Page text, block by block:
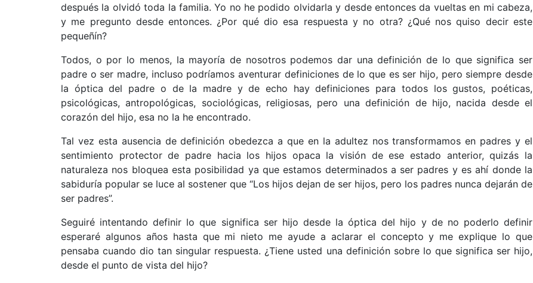
después la olvidó toda la familia. Yo no he podido olvidarla y desde entonces da vueltas en mi cabeza,
y me pregunto desde entonces. ¿Por qué dio esa respuesta y no otra? ¿Qué nos quiso decir este
pequeñín?
Todos, o por lo menos, la mayoría de nosotros podemos dar una definición de lo que significa ser
padre o ser madre, incluso podríamos aventurar definiciones de lo que es ser hijo, pero siempre desde
la óptica del padre o de la madre y de echo hay definiciones para todos los gustos, poéticas,
psicológicas, antropológicas, sociológicas, religiosas, pero una definición de hijo, nacida desde el
corazón del hijo, esa no la he encontrado.
Tal vez esta ausencia de definición obedezca a que en la adultez nos transformamos en padres y el
sentimiento protector de padre hacia los hijos opaca la visión de ese estado anterior, quizás la
naturaleza nos bloquea esta posibilidad ya que estamos determinados a ser padres y es ahí donde la
sabiduría popular se luce al sostener que “Los hijos dejan de ser hijos, pero los padres nunca dejarán de
ser padres”.
Seguiré intentando definir lo que significa ser hijo desde la óptica del hijo y de no poderlo definir
esperaré algunos años hasta que mi nieto me ayude a aclarar el concepto y me explique lo que
pensaba cuando dio tan singular respuesta. ¿Tiene usted una definición sobre lo que significa ser hijo,
desde el punto de vista del hijo?